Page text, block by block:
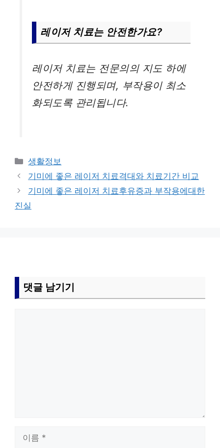
레이저 치료는 안전한가요?
레이저 치료는 전문의의 지도 하에
안전하게 진행되며, 부작용이 최소
화되도록 관리됩니다.
카
테
리
생활정보
기미에 좋은 레이저 치료격대와 치료기간 비교
기미에 좋은 레이저 치료후유증과 부작용에대한
진실
댓글 남기기